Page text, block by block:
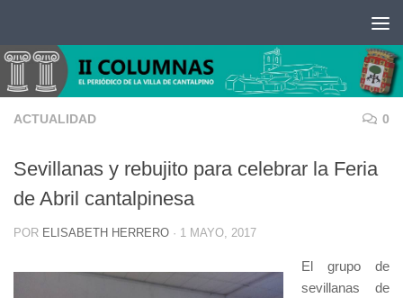
ACTUALIDAD 0
Sevillanas y rebujito para celebrar la Feria
de Abril cantalpinesa
POR ELISABETH HERRERO · 1 MAYO, 2017
El grupo de
sevillanas de